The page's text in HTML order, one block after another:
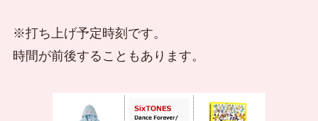
※打ち上げ予定時刻です。
時間が前後することもあります。